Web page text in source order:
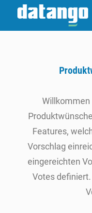
Willkommen
Features,
Vorschlag
eingereichten
Votes